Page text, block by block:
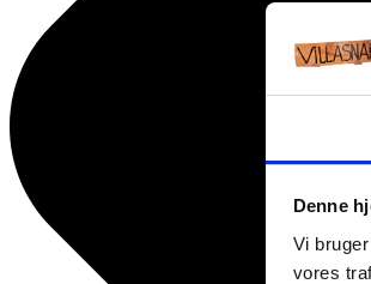
Denne
Vi
vores